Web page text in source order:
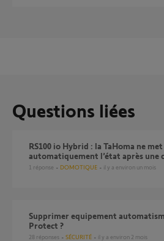
Questions liées
RS100 io Hybrid : la TaHoma ne met pas à jour
automatiquement l’état après une
1 réponse DOMOTIQUE il y a environ un mois
Supprimer equipement automatisme depuis Somfy
Protect ?
28 réponses SÉCURITÉ il y a environ 2 mois